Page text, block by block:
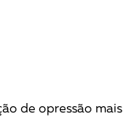
Entrevista
de opressão mais